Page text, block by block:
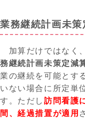
業務継続計画未策
加算だけではなく
務継続計画未策定減
業の継続を可能とす
いない場合 に 所定単
す。ただし 訪問看護
間、経過措置が適用